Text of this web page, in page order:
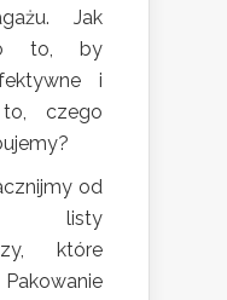
Jak
o to, by
i
czego
od
listy
które